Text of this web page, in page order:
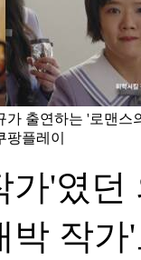
출연하는 '로맨스
플레이
가'였
박 작